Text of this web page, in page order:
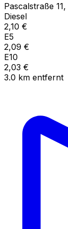
Pascalstraße 11,
Diesel
2,10 €
E5
2,09 €
E10
2,03 €
3.0 km entfernt